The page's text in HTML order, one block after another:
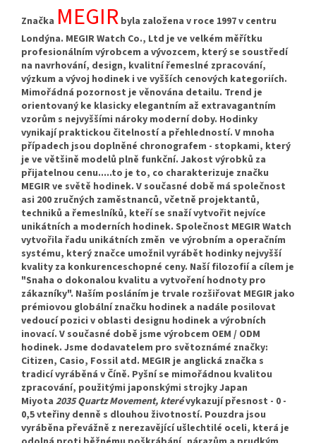
Značka MEGIR byla založena v roce 1997 v centru
Londýna. MEGIR Watch Co., Ltd je ve velkém měřítku
profesionálním výrobcem a vývozcem, který se soustředí
na navrhování, design, kvalitní řemeslné zpracování,
výzkum a vývoj hodinek i ve vyšších cenových kategoriích.
Mimořádná pozornost je věnována detailu. Trend je
orientovaný ke klasicky elegantním až extravagantním
vzorům s nejvyššími nároky moderní doby. Hodinky
vynikají praktickou čitelností a přehledností. V mnoha
případech jsou doplněné chronografem - stopkami, který
je ve většině modelů plně funkční. Jakost výrobků za
přijatelnou cenu.....to je to, co charakterizuje značku
MEGIR ve světě hodinek. V současné době má společnost
asi 200 zručných zaměstnanců, včetně projektantů,
techniků a řemeslníků, kteří se snaží vytvořit nejvíce
unikátních a moderních hodinek. Společnost MEGIR Watch
vytvořila řadu unikátních změn ve výrobním a operačním
systému, který značce umožnil vyrábět hodinky nejvyšší
kvality za konkurenceschopné ceny. Naší filozofií a cílem je
"Snaha o dokonalou kvalitu a vytvoření hodnoty pro
zákazníky". Naším posláním je trvale rozšiřovat MEGIR jako
prémiovou globální značku hodinek a nadále posilovat
vedoucí pozici v oblasti designu hodinek a výrobních
inovací. V současné době jsme výrobcem OEM / ODM
hodinek. Jsme dodavatelem pro světoznámé značky:
Citizen, Casio, Fossil atd. MEGIR je anglická značka s
tradicí vyráběná v Číně. Pyšní se mimořádnou kvalitou
zpracování, použitými japonskými strojky Japan
Miyota 2035 Quartz Movement, kterévykazují přesnost - 0 -
0,5 vteřiny denně s dlouhou životností. Pouzdra jsou
vyráběna převážně z nerezavějící ušlechtilé oceli, která je